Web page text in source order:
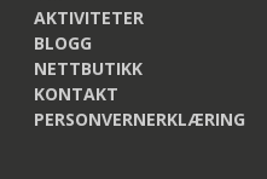
AKTIVITETER
BLOGG
NETTBUTIKK
KONTAKT
PERSONVERNERKLÆRING